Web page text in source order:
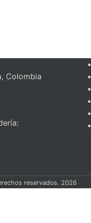
Colombia
reservados. 2026